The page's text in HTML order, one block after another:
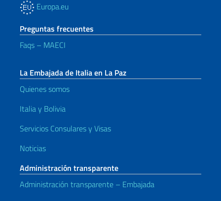
Europa.eu
Preguntas frecuentes
Faqs – MAECI
La Embajada de Italia en La Paz
Quienes somos
Italia y Bolivia
Servicios Consulares y Visas
Noticias
Administración transparente
Administración transparente – Embajada